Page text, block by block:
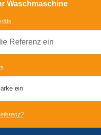
Waschmaschine
ein